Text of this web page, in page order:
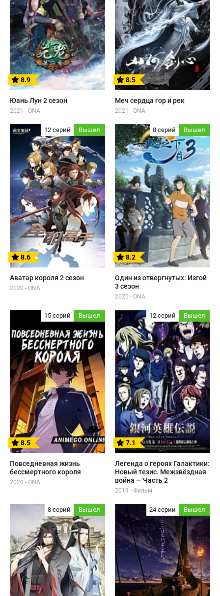
8.9
Юань Лун 2 сезон
2021 - ONA
8.5
Меч сердца гор и рек
2021 - ONA
12 серий Вышел
8.6
Аватар короля 2 сезон
2020 - ONA
8 серий Вышел
8.2
Один из отвергнутых: Изгой
3 сезон
2020 - ONA
15 серий Вышел
8.5
Повседневная жизнь
бессмертного короля
2020 - ONA
12 серий Вышел
7.1
Легенда о героях Галактики:
Новый тезис. Межзвёздная
война — Часть 2
2019 - Фильм
8 серий Вышел 24 серии Вышел